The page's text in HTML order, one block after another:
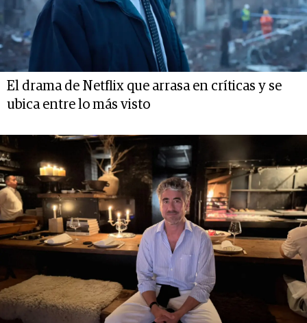
El drama de Netflix que arrasa en críticas y se
ubica entre lo más visto